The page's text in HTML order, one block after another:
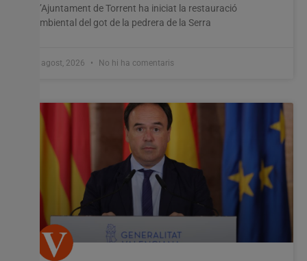
L’Ajuntament de Torrent ha iniciat la restauració
ambiental del got de la pedrera de la Serra
5 agost, 2026 No hi ha comentaris